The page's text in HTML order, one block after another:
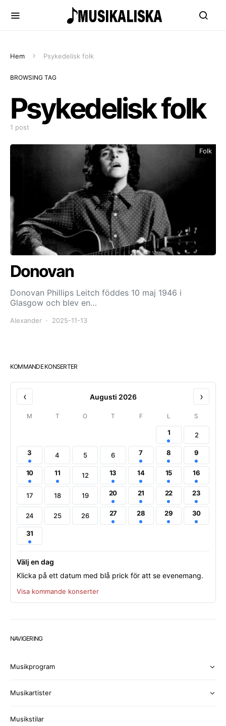
Hem Psykedelisk folk
BROWSING TAG
Psykedelisk folk
1 post
Folk
Donovan
Donovan Phillips Leitch föddes 10 maj 1946 i
Glasgow och blev en…
Alexander 2025-11-13
KOMMANDE KONSERTER
‹ Augusti 2026 ›
M T O T F L S
1 2
3 4 5 6 7 8 9
10 11 12 13 14 15 16
17 18 19 20 21 22 23
24 25 26 27 28 29 30
31
Välj en dag
Klicka på ett datum med blå prick för att se evenemang.
Visa kommande konserter
NAVIGERING
Musikprogram
Musikartister
Musikstilar